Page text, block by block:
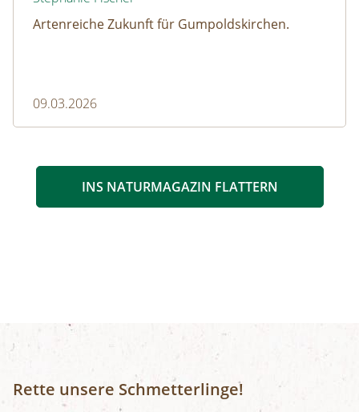
Artenreiche Zukunft für Gumpoldskirchen.
09.03.2026
INS NATURMAGAZIN FLATTERN
Rette unsere Schmetterlinge!